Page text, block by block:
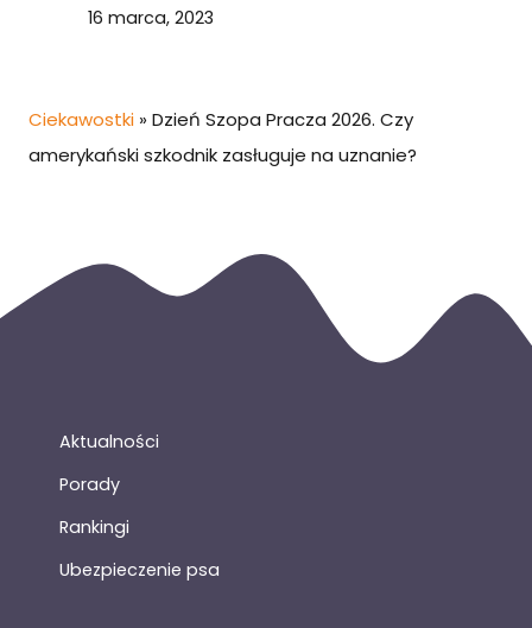
16 marca, 2023
Ciekawostki » Dzień Szopa Pracza 2026. Czy
amerykański szkodnik zasługuje na uznanie?
Aktualności
Porady
Rankingi
Ubezpieczenie psa